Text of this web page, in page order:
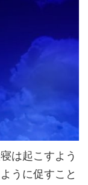
は起こすよう
うに促すこと